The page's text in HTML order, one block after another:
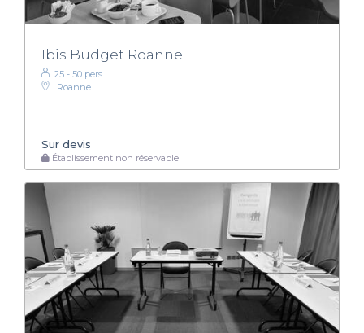
Ibis Budget Roanne
25 - 50 pers.
Roanne
Sur devis
Établissement non réservable